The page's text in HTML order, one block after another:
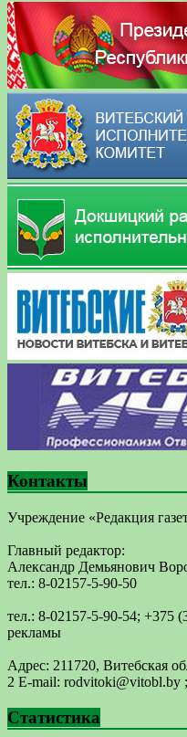
Контакты
Учреждение «Редакция
Главный редактор:
Александр Демьянович
тел.: 8-02157-5-90-50
тел.: 8-02157-5-90-54;
рекламы
Адрес: 211720, Витебская
2 E-mail: ​rodvitoki@​​vitobl​.by
Статистика